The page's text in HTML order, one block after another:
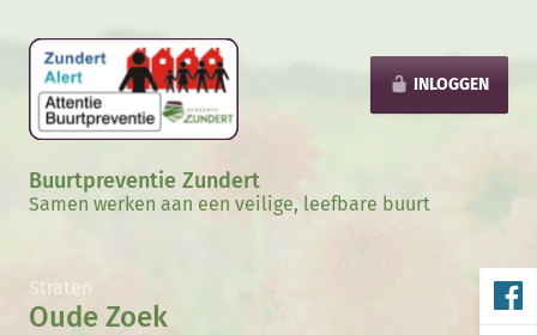
INLOGGEN
Buurtpreventie Zundert
Samen werken aan een veilige, leefbare buurt
Straten
Oude Zoek